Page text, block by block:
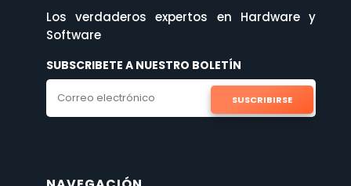
Los verdaderos expertos en Hardware y
Software
SUBSCRIBETE A NUESTRO BOLETÍN
SUSCRIBIRSE